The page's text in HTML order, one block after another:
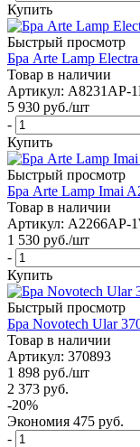
Купить
Быстрый просмотр
Бра Arte Lamp
Товар в наличии
Артикул: A8231AP-
5 930 руб./шт
-
Купить
Быстрый просмотр
Бра Arte Lamp Imai
Товар в наличии
Артикул: A2266AP-
1 530 руб./шт
-
Купить
Быстрый просмотр
Бра Novotech Ular
Товар в наличии
Артикул: 370893
1 898 руб./шт
2 373 руб.
-20%
Экономия 475 руб.
-